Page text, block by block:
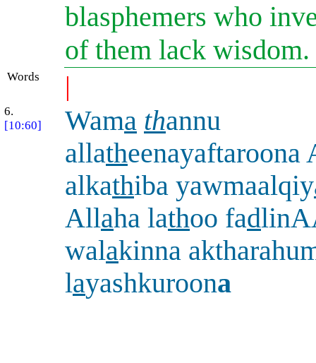
blasphemers who
of them lack wisdom.
Words |
6.
[10:60]
Wama thannu
allatheenayaftaroona
alkathiba yawmaalqiy
Allaha lathoo fad
walakinna
layashkuroona